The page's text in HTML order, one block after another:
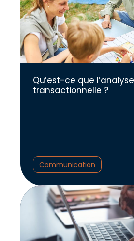
Qu’est-ce que l’analyse
transactionnelle ?
Communication